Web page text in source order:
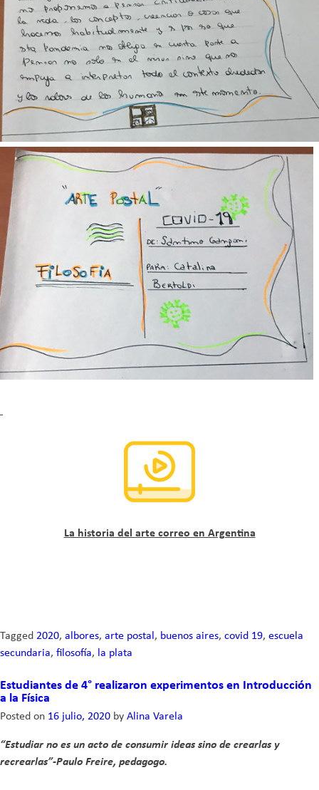
La historia del arte correo en Argentina
Tagged 2020, albores, arte postal, buenos aires, covid 19, escuela
secundaria, filosofía, la plata
Estudiantes de 4° realizaron experimentos en Introducción
a la Física
Posted on 16 julio, 2020 by Alina Varela
“Estudiar no es un acto de consumir ideas sino de crearlas y
recrearlas”-Paulo Freire, pedagogo.